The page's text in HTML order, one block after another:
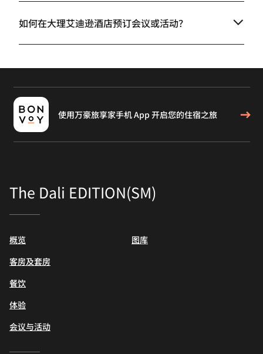
如何在大理艾迪逊酒店预订会议或活动？
使用万豪旅享家手机 App 开启您的住宿之旅
The Dali EDITION(SM)
概览
客房及套房
餐饮
体验
会议与活动
图库